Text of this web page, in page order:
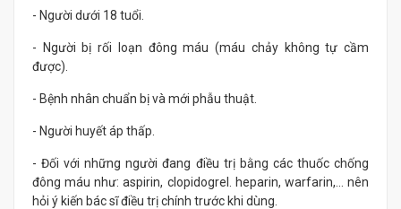
- Người dưới 18 tuổi.
- Người bị rối loạn đông máu (máu chảy không tự cầm
được).
- Bệnh nhân chuẩn bị và mới phẫu thuật.
- Người huyết áp thấp.
- Đối với những người đang điều trị bằng các thuốc chống
đông máu như: aspirin, clopidogrel. heparin, warfarin,… nên
hỏi ý kiến bác sĩ điều trị chính trước khi dùng.